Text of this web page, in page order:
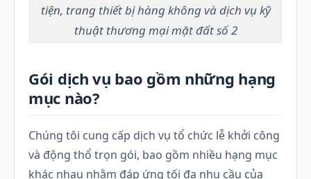
tiện, trang thiết bị hàng không và dịch vụ kỹ
thuật thương mại mặt đất số 2
Gói dịch vụ bao gồm những hạng
mục nào?
Chúng tôi cung cấp dịch vụ tổ chức lễ khởi công
và động thổ trọn gói, bao gồm nhiều hạng mục
khác nhau nhằm đáp ứng tối đa nhu cầu của